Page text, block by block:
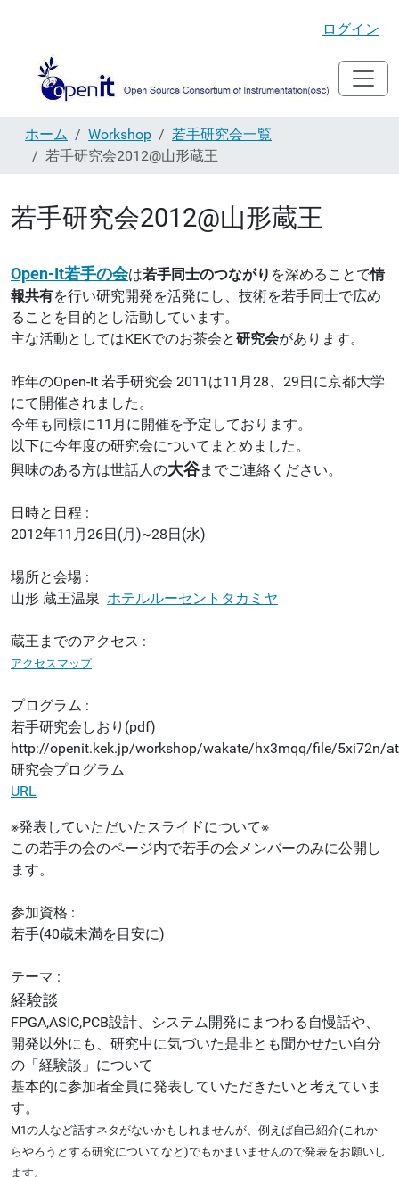
ログイン
ホーム Workshop
若手研究会一覧
若手研究会2012@山形蔵王
若手研究会2012@山形蔵王
Open-It若手の会は若手同士のつながり を深めることで情
報共有を行い研究開発を活発にし、技術を若手同士で広め
ることを目的とし活動しています。
主な活動としてはKEKでのお茶会と研究会があります。
昨年のOpen-It 若手研究会 2011は11月28、29日に京都大学
にて開催されました。
今年も同様に11月に開催を予定しております。
以下に今年度の研究会についてまとめました。
興味のある方は世話人の大谷までご連絡ください。
日時と日程 :
2012年11月26日(月)~28日(水)
場所と会場 :
山形 蔵王温泉 ホテルルーセントタカミヤ
蔵王までのアクセス :
アクセスマップ
プログラム :
若手研究会しおり(pdf)
http://openit.kek.jp/workshop/wakate/hx3mqq/file/5xi72n/
研究会プログラム
URL
※発表していただいたスライドについて※
この若手の会のページ内で若手の会メンバーのみに公開し
ます。
参加資格 :
若手(40歳未満を目安に)
テーマ :
経験談
FPGA,ASIC,PCB設計、システム開発にまつわる自慢話や、
開発以外にも、研究中に気づいた是非とも聞かせたい自分
の「経験談」について
基本的に参加者全員に発表していただきたいと考えていま
す。
M1の人など話すネタがないかもしれませんが、例えば自己紹介(これか
らやろうとする研究についてなど)でもかまいませんので発表をお願いし
ます。